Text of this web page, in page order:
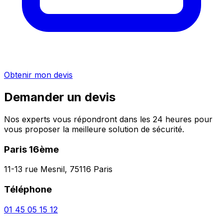
Obtenir mon devis
Demander un devis
Nos experts vous répondront dans les 24 heures pour
vous proposer la meilleure solution de sécurité.
Paris 16ème
11-13 rue Mesnil, 75116 Paris
Téléphone
01 45 05 15 12